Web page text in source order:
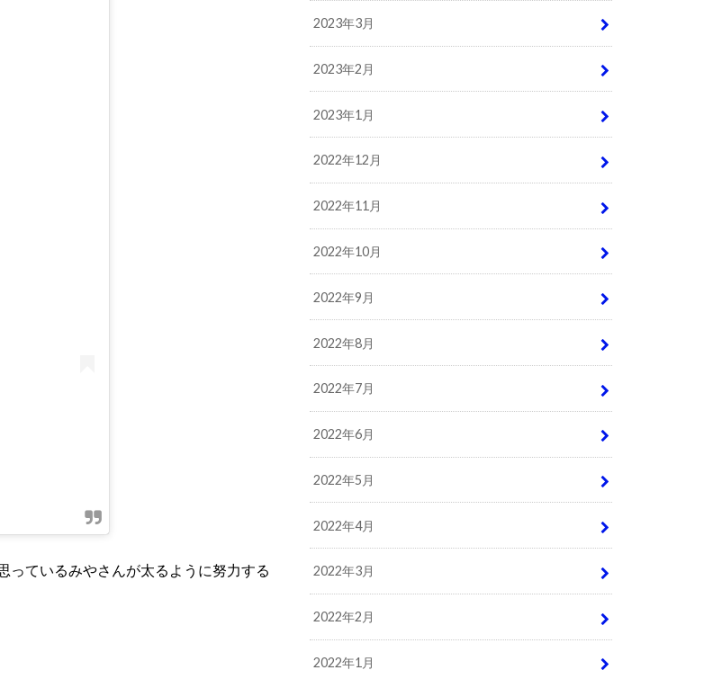
っているみやさんが太るように努力する
2023年3月
2023年2月
2023年1月
2022年12月
2022年11月
2022年10月
2022年9月
2022年8月
2022年7月
2022年6月
2022年5月
2022年4月
2022年3月
2022年2月
2022年1月